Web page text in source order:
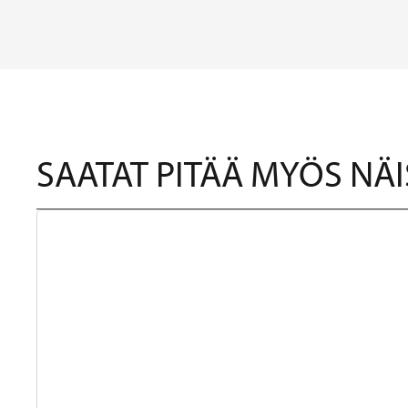
SAATAT PITÄÄ MYÖS